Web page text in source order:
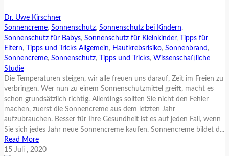
Dr. Uwe Kirschner
Sonnencreme, Sonnenschutz, Sonnenschutz bei Kindern,
Sonnenschutz für Babys, Sonnenschutz für Kleinkinder,
Tipps für
Eltern, Tipps und Tricks Allgemein, Hautkrebsrisiko, Sonnenbrand ,
Sonnencreme, Sonnenschutz, Tipps und Tricks, Wissenschaftliche
Studie
Die Temperaturen steigen, wir alle freuen uns darauf, Zeit im Freien zu
verbringen. Wer nun zu einem Sonnenschutzmittel greift, macht es
schon grundsätzlich richtig. Allerdings sollten Sie nicht den Fehler
machen, zuerst die Sonnencreme aus dem letzten Jahr
aufzubrauchen. Besser für Ihre Gesundheit ist es auf jeden Fall, wenn
Sie sich jedes Jahr neue Sonnencreme kaufen. Sonnencreme bildet d...
Read More
15 Juli , 2020